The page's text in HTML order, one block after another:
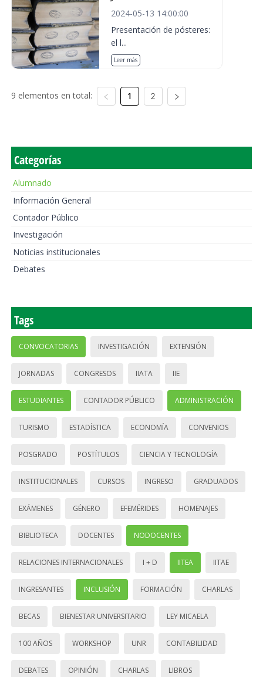
2024-05-13 14:00:00
Presentación de pósteres:
el l...
Leer más
9 elementos en total: 1 2
Categorías
Alumnado
Información General
Contador Público
Investigación
Noticias institucionales
Debates
Tags
CONVOCATORIAS INVESTIGACIÓN EXTENSIÓN
JORNADAS CONGRESOS IIATA IIE
ESTUDIANTES CONTADOR PÚBLICO ADMINISTRACIÓN
TURISMO ESTADÍSTICA ECONOMÍA CONVENIOS
POSGRADO POSTÍTULOS CIENCIA Y TECNOLOGÍA
INSTITUCIONALES CURSOS INGRESO GRADUADOS
EXÁMENES GÉNERO EFEMÉRIDES HOMENAJES
BIBLIOTECA DOCENTES NODOCENTES
RELACIONES INTERNACIONALES I + D IITEA IITAE
INGRESANTES INCLUSIÓN FORMACIÓN CHARLAS
BECAS BIENESTAR UNIVERSITARIO LEY MICAELA
100 AÑOS WORKSHOP UNR CONTABILIDAD
DEBATES OPINIÓN CHARLAS LIBROS